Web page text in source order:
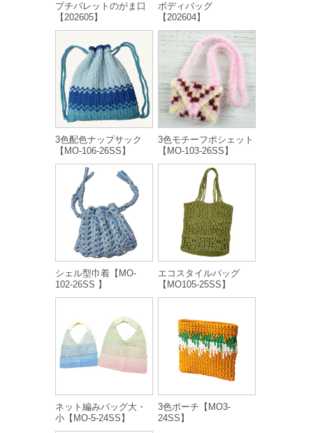
プチパレットのがま口
【202605】
ボディバッグ
【202604】
3色配色ナップサック
【MO-106-26SS】
3色モチーフポシェット
【MO-103-26SS】
シェル型巾着【MO-
102-26SS 】
エコスタイルバッグ
【MO105-25SS】
ネット編みバッグ大・
小【MO-5-24SS】
3色ポーチ【MO3-
24SS】